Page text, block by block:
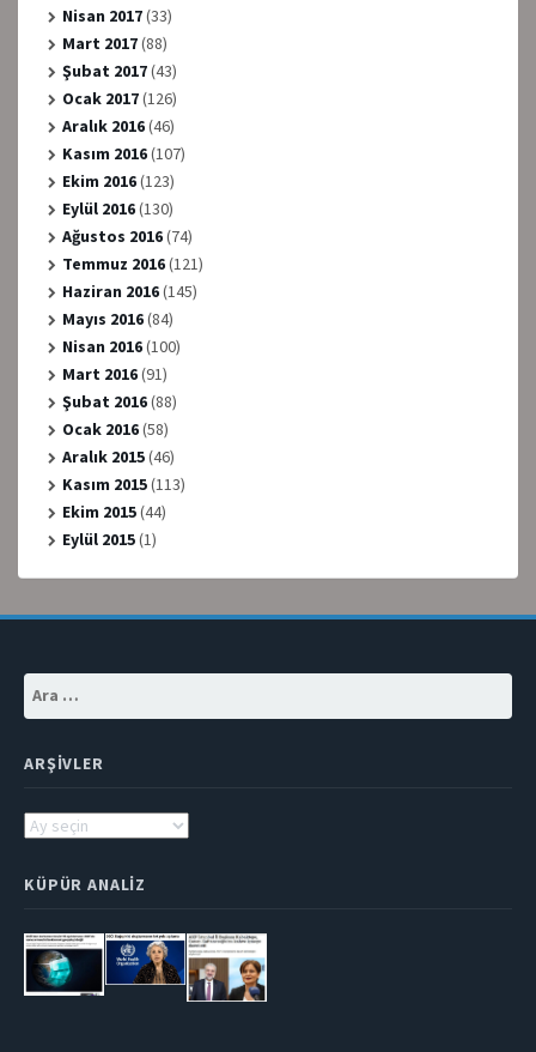
Nisan 2017(33)
Mart 2017(88)
Şubat 2017(43)
Ocak 2017(126)
Aralık 2016(46)
Kasım 2016(107)
Ekim 2016(123)
Eylül 2016(130)
Ağustos 2016(74)
Temmuz 2016(121)
Haziran 2016(145)
Mayıs 2016(84)
Nisan 2016(100)
Mart 2016(91)
Şubat 2016(88)
Ocak 2016(58)
Aralık 2015(46)
Kasım 2015(113)
Ekim 2015(44)
Eylül 2015(1)
Arama:
ARŞIVLER
Arşivler
KÜPÜR ANALIZ